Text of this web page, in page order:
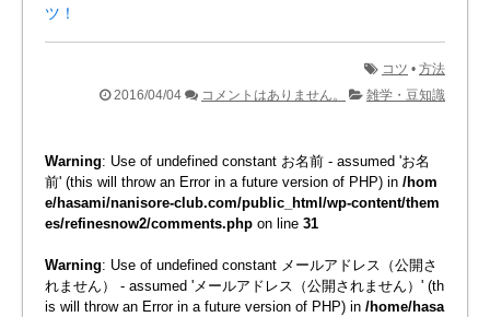
ツ！
コツ • 方法
2016/04/04
コメントはありません。 雑学・豆知識
Warning: Use of undefined constant お名前 - assumed 'お名
前' (this will throw an Error in a future version of PHP) in /hom
e/hasami/nanisore-club.com/public_html/wp-content/them
es/refinesnow2/comments.php on line 31
Warning: Use of undefined constant メールアドレス（公開さ
れません） - assumed 'メールアドレス（公開されません）' (th
is will throw an Error in a future version of PHP) in /home/hasa